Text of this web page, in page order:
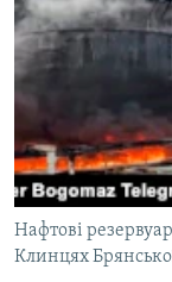
Нафтові
Клинцях